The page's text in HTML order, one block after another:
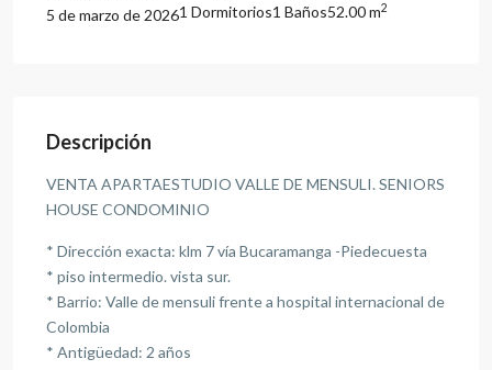
5 de marzo de 20261 Dormitorios1 Baños52.00 m2
Descripción
VENTA APARTAESTUDIO VALLE DE MENSULI. SENIORS
HOUSE CONDOMINIO
* Dirección exacta: klm 7 vía Bucaramanga -Piedecuesta
* piso intermedio. vista sur.
* Barrio: Valle de mensuli frente a hospital internacional de
Colombia
* Antigüedad: 2 años